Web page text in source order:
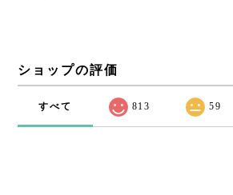
ショップの評価
すべて 813 59